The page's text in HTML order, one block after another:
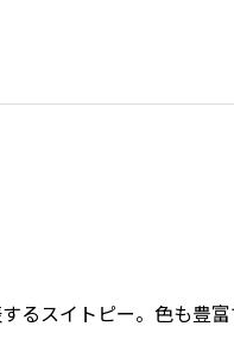
スイトピー。色も豊富